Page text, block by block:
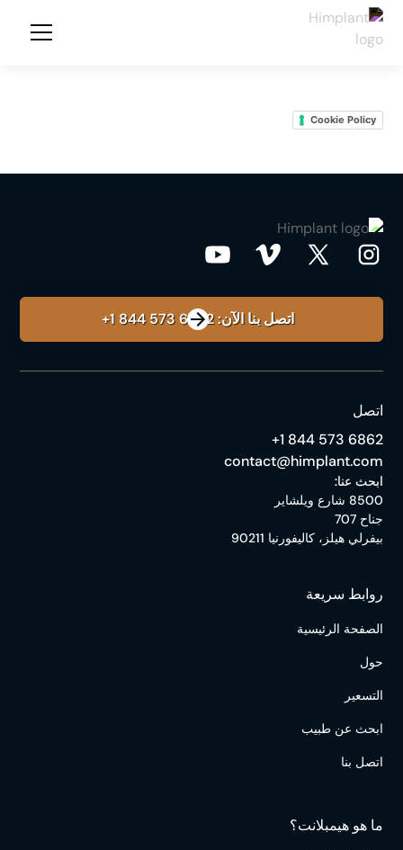
Cookie Policy
اتصل بنا الآن: ‎+1 844 573 6862
اتصل
‎+1 844 573 6862
contact@himplant.com
ابحث عنا:
8500 شارع ويلشاير
جناح 707
بيفرلي هيلز، كاليفورنيا 90211
روابط سريعة
الصفحة الرئيسية
حول
التسعير
ابحث عن طبيب
اتصل بنا
ما هو هيمبلانت؟